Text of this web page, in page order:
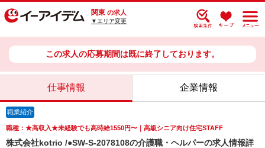
関東 の求人
▼エリア変更
この求人の応募期間は既に終了しております。
仕事情報 企業情報
職業紹介
職種：★高収入★未経験でも高時給1550円〜｜高級シニア向け住宅STAFF
株式会社kotrio /●SW-S-2078108の介護職・ヘルパーの求人情報詳